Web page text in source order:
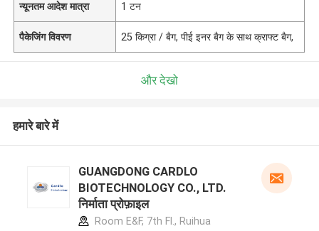
न्यूनतम आदेश मात्रा 1 टन
पैकेजिंग विवरण 25 किग्रा / बैग, पीई इनर बैग के साथ क्राफ्ट बैग,
और देखो
हमारे बारे में
GUANGDONG CARDLO
BIOTECHNOLOGY CO., LTD.
निर्माता प्रोफ़ाइल
Room E&F, 7th Fl., Ruihua